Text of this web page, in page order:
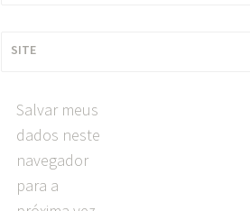
SITE
Salvar meus
dados neste
navegador
para a